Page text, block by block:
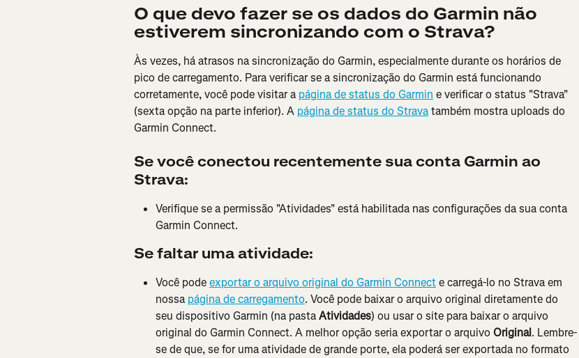
O que devo fazer se os dados do Garmin não
estiverem sincronizando com o Strava?
Às vezes, há atrasos na sincronização do Garmin, especialmente durante os horários de
pico de carregamento. Para verificar se a sincronização do Garmin está funcionando
corretamente, você pode visitar a página de status do Garmin e verificar o status "Strava"
(sexta opção na parte inferior). A página de status do Strava também mostra uploads do
Garmin Connect.
Se você conectou recentemente sua conta Garmin ao
Strava:
Verifique se a permissão "Atividades" está habilitada nas configurações da sua conta
Garmin Connect.
Se faltar uma atividade:
Você pode exportar o arquivo original do Garmin Connect e carregá-lo no Strava em
nossa página de carregamento. Você pode baixar o arquivo original diretamente do
seu dispositivo Garmin (na pasta Atividades) ou usar o site para baixar o arquivo
original do Garmin Connect. A melhor opção seria exportar o arquivo Original. Lembre-
se de que, se for uma atividade de grande porte, ela poderá ser exportada no formato